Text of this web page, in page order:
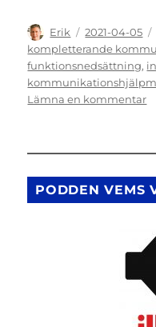
Författare
Erik
Publicerat
den
2021-04-05
kompletterande
funktionsnedsättning,
Lämna en kommentartill
PODDEN VEMS